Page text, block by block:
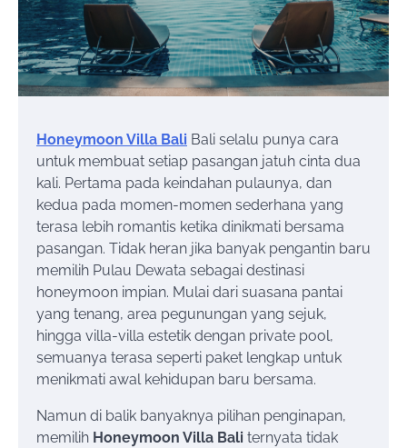
Honeymoon Villa Bali Bali selalu punya cara
untuk membuat setiap pasangan jatuh cinta dua
kali. Pertama pada keindahan pulaunya, dan
kedua pada momen-momen sederhana yang
terasa lebih romantis ketika dinikmati bersama
pasangan. Tidak heran jika banyak pengantin baru
memilih Pulau Dewata sebagai destinasi
honeymoon impian. Mulai dari suasana pantai
yang tenang, area pegunungan yang sejuk,
hingga villa-villa estetik dengan private pool,
semuanya terasa seperti paket lengkap untuk
menikmati awal kehidupan baru bersama.
Namun di balik banyaknya pilihan penginapan,
memilih Honeymoon Villa Bali ternyata tidak